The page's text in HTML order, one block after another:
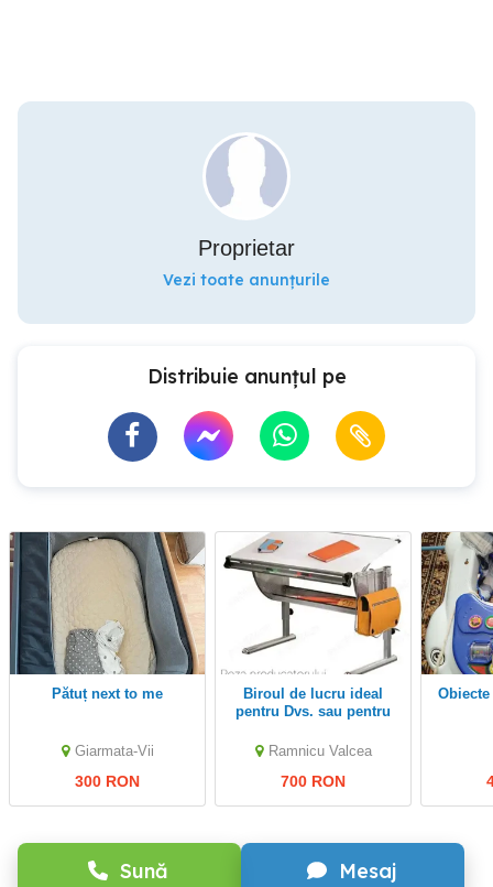
Sună Mesaj
Proprietar
Vezi toate anunțurile
Distribuie anunțul pe
Pătuț next to me
Giarmata-Vii
300 RON
Biroul de lucru ideal
pentru Dvs. sau pentru
Ramnicu Valcea
700 RON